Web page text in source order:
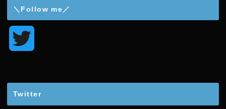
＼Follow me／
Twitter